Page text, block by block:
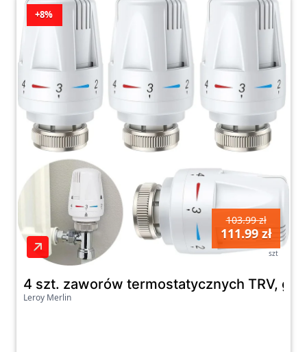
+8%
103.99 zł
111.99 zł
szt
4 szt. zaworów termostatycznych TRV,
Leroy Merlin